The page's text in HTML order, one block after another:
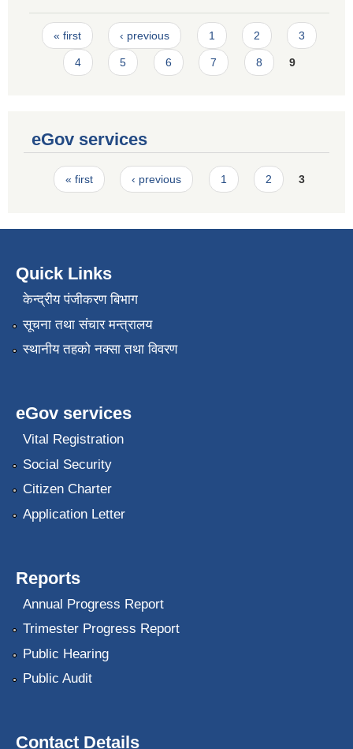
Pages
« first ‹ previous 1 2 3
4 5 6 7 8 9
eGov services
Pages
« first ‹ previous 1 2 3
Quick Links
केन्द्रीय पंजीकरण बिभाग
सूचना तथा संचार मन्त्रालय
स्थानीय तहको नक्सा तथा विवरण
eGov services
Vital Registration
Social Security
Citizen Charter
Application Letter
Reports
Annual Progress Report
Trimester Progress Report
Public Hearing
Public Audit
Contact Details